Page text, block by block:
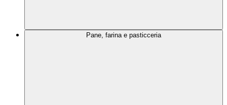
Pane, farina e pasticceria